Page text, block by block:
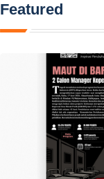
Featured